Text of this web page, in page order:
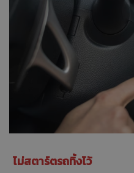
ไม่สตาร์ตรถทิ้งไว้